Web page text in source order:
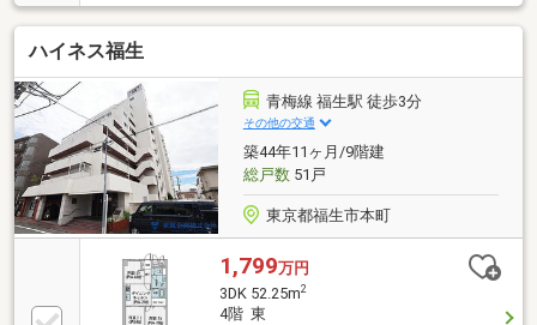
ハイネス福生
青梅線 福生駅 徒歩3分
その他の交通
築44年11ヶ月/9階建
総戸数51戸
東京都福生市本町
1,799万円
3DK 52.25m2
4階 東